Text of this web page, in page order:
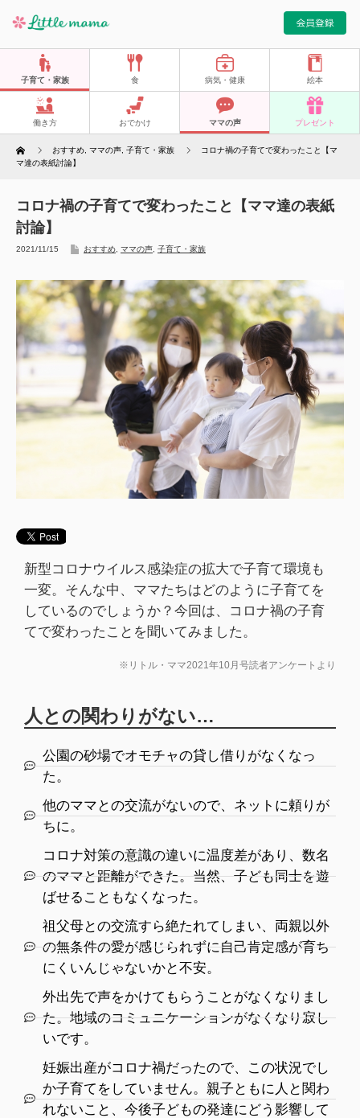
子育て・家族 食 病気・健康 絵本
働き方 おでかけ ママの声 プレゼント
Home おすすめ ママの声 子育て・家族
コロナ禍の子育てで変わったこと【マ
マ達の表紙討論】
コロナ禍の子育てで変わったこと【ママ達の表紙
討論】
2021/11/15 おすすめ ママの声 子育て・家族
新型コロナウイルス感染症の拡大で子育て環境も
一変。そんな中、ママたちはどのように子育てを
しているのでしょうか？今回は、コロナ禍の子育
てで変わったことを聞いてみました。
※リトル・ママ2021年10月号読者アンケートより
人との関わりがない…
公園の砂場でオモチャの貸し借りがなくなっ
た。
他のママとの交流がないので、ネットに頼りが
ちに。
コロナ対策の意識の違いに温度差があり、数名
のママと距離ができた。当然、子ども同士を遊
ばせることもなくなった。
祖父母との交流すら絶たれてしまい、両親以外
の無条件の愛が感じられずに自己肯定感が育ち
にくいんじゃないかと不安。
外出先で声をかけてもらうことがなくなりまし
た。地域のコミュニケーションがなくなり寂し
いです。
妊娠出産がコロナ禍だったので、この状況でし
か子育てをしていません。親子ともに人と関わ
れないこと、今後子どもの発達にどう影響して